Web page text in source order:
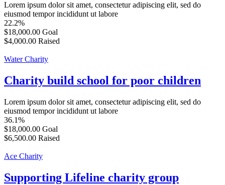
Lorem ipsum dolor sit amet, consectetur adipiscing elit, sed do
eiusmod tempor incididunt ut labore
22.2%
$18,000.00 Goal
$4,000.00 Raised
Water Charity
Charity build school for poor children
Lorem ipsum dolor sit amet, consectetur adipiscing elit, sed do
eiusmod tempor incididunt ut labore
36.1%
$18,000.00 Goal
$6,500.00 Raised
Ace Charity
Supporting Lifeline charity group